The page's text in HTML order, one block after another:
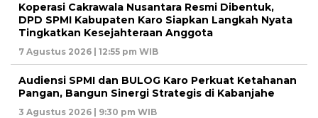
Koperasi Cakrawala Nusantara Resmi Dibentuk,
DPD SPMI Kabupaten Karo Siapkan Langkah Nyata
Tingkatkan Kesejahteraan Anggota
7 Agustus 2026 | 12:55 pm WIB
Audiensi SPMI dan BULOG Karo Perkuat Ketahanan
Pangan, Bangun Sinergi Strategis di Kabanjahe
3 Agustus 2026 | 9:30 pm WIB